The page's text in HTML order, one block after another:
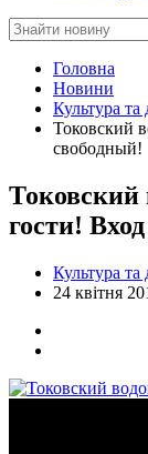
Головна
Новини
Культура та
Токовский
свободный!
Токовский
гости!
Культура та
24 квітня